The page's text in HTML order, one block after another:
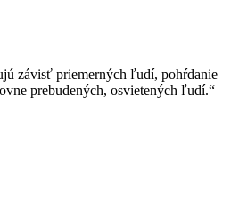
závisť priemerných ľudí, pohŕdanie
prebudených, osvietených ľudí.